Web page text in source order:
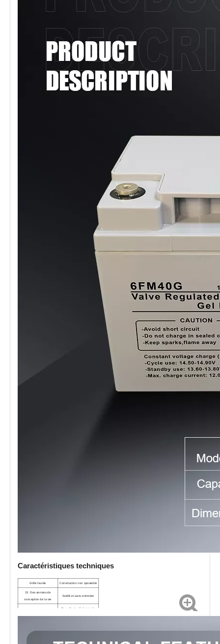
Caractéristiques techniques
Grille lourde Construction non spoulable
15 Des années de
conception de la vie
Scellé et sans entretien
Taux d'auto-décharge de
3% / mois